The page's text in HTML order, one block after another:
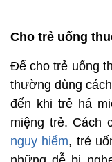
Cho trẻ uống
Để cho trẻ uống
thường dùng
đến khi trẻ há
miệng trẻ. Cách
nguy hiểm, trẻ